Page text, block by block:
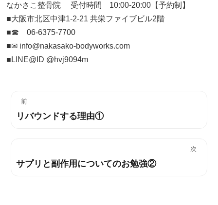
なかさこ整骨院 受付時間 10:00-20:00【予約制】
■大阪市北区中津1-2-21 共栄ファイブビル2階
■☎ 06-6375-7700
■✉︎ info@nakasako-bodyworks.com
■LINE@ID @hvj9094m
前
過
稿:
リバウンドする理由①
次
次
サプリと副作用についてのお勉強②